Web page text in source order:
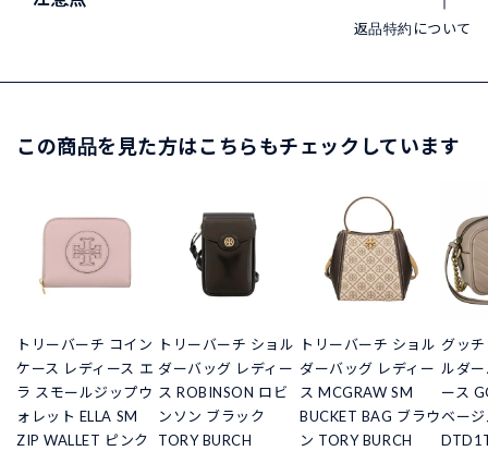
返品特約について
この商品を見た方はこちらもチェックしています
トリーバーチ コイン
ケース レディース エ
ラ スモールジップウ
ォレット ELLA SM
ZIP WALLET ピンク
トリーバーチ ショル
ダーバッグ レディー
ス ROBINSON ロビ
ンソン ブラック
TORY BURCH
トリーバーチ ショル
ダーバッグ レディー
ス MCGRAW SM
BUCKET BAG ブラウ
ン TORY BURCH
グッ
ルダ
ース
ベー